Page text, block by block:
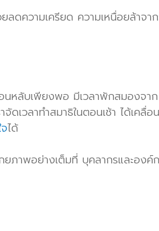
ลดความเครียด ความเหนื่อยล้าจา
นหลับเพียงพอ มีเวลาพักสมองจาก
ดเวลาทำสมาธิในตอนเช้า ได้เคลื่อ
ได้
ภาพอย่างเต็มที่ บุคลากรและองค์